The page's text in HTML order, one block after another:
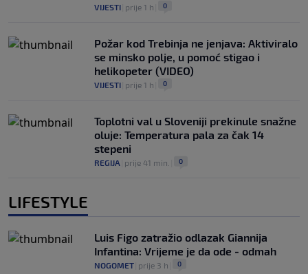
VIJESTI prije 1 h 0
Požar kod Trebinja ne jenjava: Aktiviralo
se minsko polje, u pomoć stigao i
helikopeter (VIDEO)
VIJESTI prije 1 h 0
Toplotni val u Sloveniji prekinule snažne
oluje: Temperatura pala za čak 14
stepeni
REGIJA prije 41 min. 0
LIFESTYLE
Luis Figo zatražio odlazak Giannija
Infantina: Vrijeme je da ode - odmah
NOGOMET prije 3 h 0